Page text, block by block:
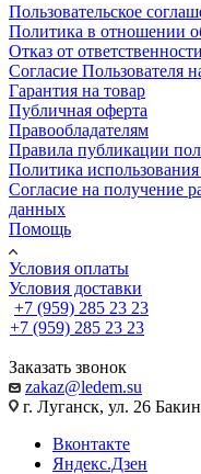
Пользовательское
Политика в отношении
Отказ от ответственности
Согласие Пользователя
Гарантия на товар
Публичная оферта
Правообладателям
Правила публикации
Политика
Согласие на получение
данных
Помощь
Условия оплаты
Условия доставки
+7 (959) 285 23 23
+7 (959) 285 23 23
Заказать звонок
zakaz@ledem.su
г. Луганск, ул. 26
Вконтакте
Яндекс.Дзен